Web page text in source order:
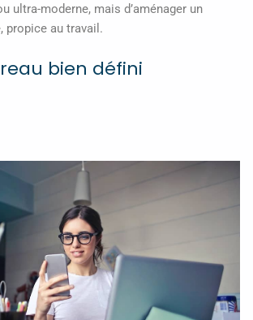
ultra-moderne, mais d’aménager un
propice au travail.
bien défini